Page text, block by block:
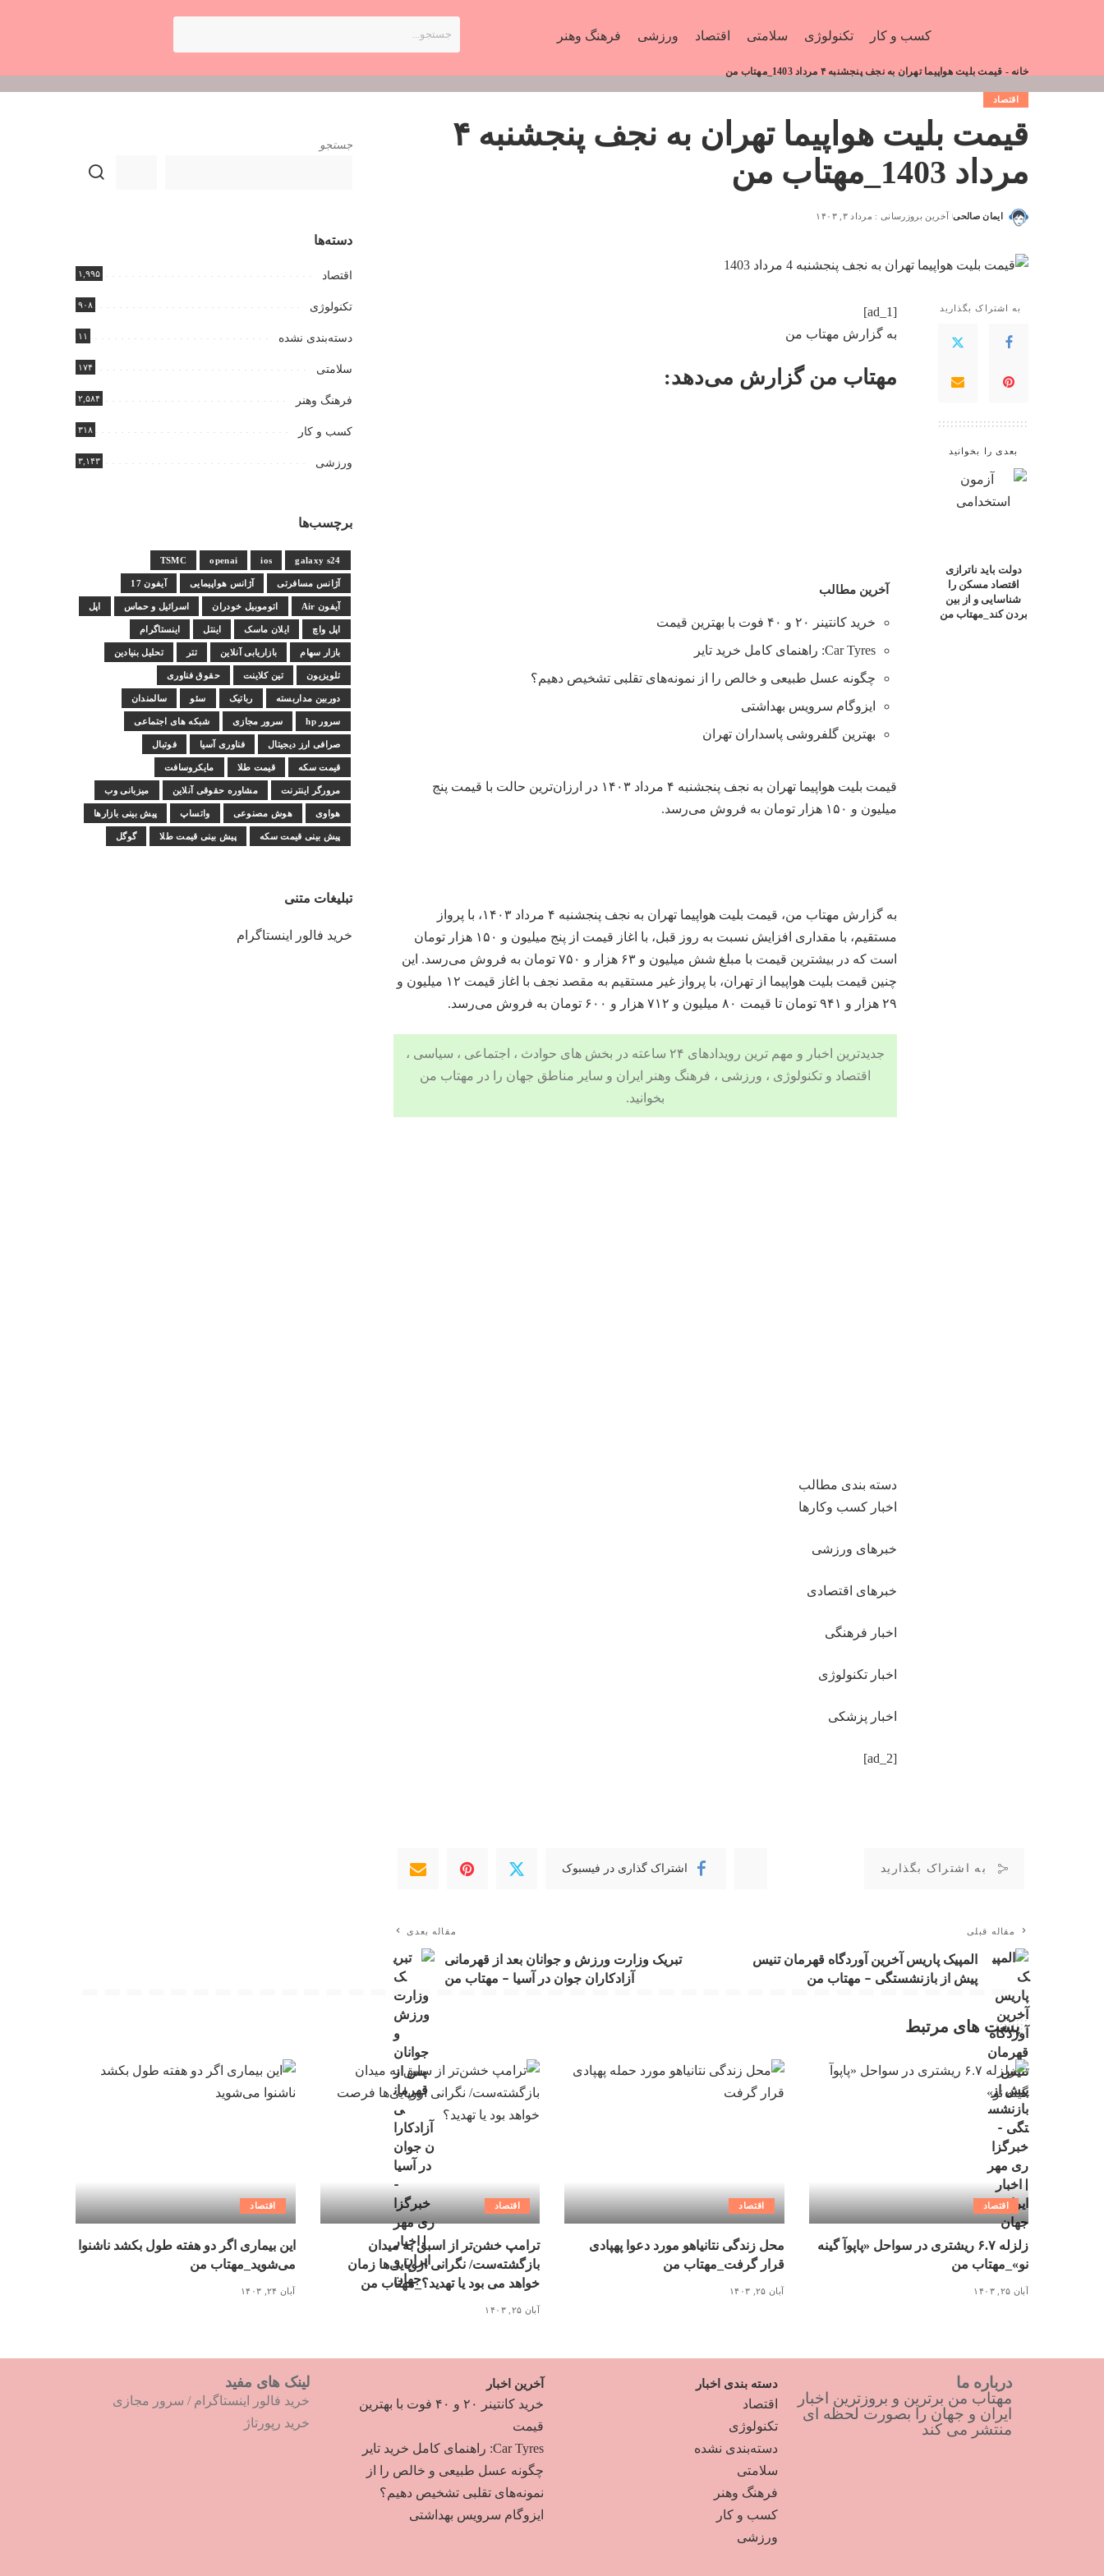
کسب و کار تکنولوژی سلامتی اقتصاد ورزشی فرهنگ وهنر
خانه - قیمت بلیت هواپیما تهران به نجف پنجشنبه ۴ مرداد 1403_مهتاب من
اقتصاد
قیمت بلیت هواپیما تهران به نجف پنجشنبه ۴
مرداد 1403_مهتاب من
ایمان صالحی آخرین بروزرسانی : مرداد ۳, ۱۴۰۳
به اشتراک بگذارید
بعدی را بخوانید
دولت باید ناترازی
اقتصاد مسکن را
شناسایی و از بین
بردن کند_مهتاب من
[ad_1]
به گزارش مهتاب من
مهتاب من گزارش می‌دهد:
آخرین مطالب
خرید کانتینر ۲۰ و ۴۰ فوت با بهترین قیمت
Car Tyres: راهنمای کامل خرید تایر
چگونه عسل طبیعی و خالص را از نمونه‌های تقلبی تشخیص دهیم؟
ایزوگام سرویس بهداشتی
بهترین گلفروشی پاسداران تهران
قیمت بلیت هواپیما تهران به نجف پنجشنبه ۴ مرداد ۱۴۰۳ در ارزان‌ترین حالت با قیمت پنج
میلیون و ۱۵۰ هزار تومان به فروش می‌رسد.
به گزارش مهتاب من
، قیمت بلیت هواپیما تهران به نجف پنجشنبه ۴ مرداد ۱۴۰۳، با پرواز
مستقیم، با مقداری افزایش نسبت به روز قبل، با اغاز قیمت از پنج میلیون و ۱۵۰ هزار تومان
است که در بیشترین قیمت با مبلغ شش میلیون و ۶۳ هزار و ۷۵۰ تومان به فروش می‌رسد. این
چنین قیمت بلیت هواپیما از تهران، با پرواز غیر مستقیم به مقصد نجف با اغاز قیمت ۱۲ میلیون و
۲۹ هزار و ۹۴۱ تومان تا قیمت ۸۰ میلیون و ۷۱۲ هزار و ۶۰۰ تومان به فروش می‌رسد.
جدیدترین اخبار و مهم ترین رویدادهای ۲۴ ساعته در بخش های حوادث ، اجتماعی ، سیاسی ،
اقتصاد وتکنولوژی ، ورزشی ، فرهنگ وهنر
ایران و سایر مناطق جهان را در مهتاب من
بخوانید.
دسته بندی مطالب
اخبار کسب وکارها
خبرهای ورزشی
خبرهای اقتصادی
اخبار فرهنگی
اخبار تکنولوژی
اخبار پزشکی
[ad_2]
به اشتراک بگذارید اشتراک گذاری در فیسبوک
مقاله قبلی
المپیک پاریس آخرین آوردگاه قهرمان تنیس
پیش از بازنشستگی – مهتاب من
مقاله بعدی
تبریک وزارت ورزش و جوانان بعد از قهرمانی
آزادکاران جوان در آسیا – مهتاب من
جستجو
دسته‌ها
اقتصاد ۱,۹۹۵
تکنولوژی ۹۰۸
دسته‌بندی نشده ۱۱
سلامتی ۱۷۴
فرهنگ وهنر ۲,۵۸۴
کسب و کار ۳۱۸
ورزشی ۳,۱۴۳
برچسب‌ها
galaxy s24
ios
openai
TSMC
آژانس مسافرتی آژانس هواپیمایی آیفون 17
آیفون Air اتوموبیل خودران اسرائیل و حماس اپل
اپل واچ ایلان ماسک اینتل اینستاگرام
بازار سهام بازاریابی آنلاین تتر تحلیل بنیادین
تلویزیون تین کلاینت حقوق فناوری
دوربین مداربسته رباتیک سئو سالمندان
سرور hp سرور مجازی شبکه های اجتماعی
صرافی ارز دیجیتال فناوری آسیا فوتبال
قیمت سکه قیمت طلا مایکروسافت
مرورگر اینترنت مشاوره حقوقی آنلاین میزبانی وب
هواوی هوش مصنوعی واتساپ پیش بینی بازارها
پیش بینی قیمت سکه پیش بینی قیمت طلا گوگل
تبلیغات متنی
خرید فالور اینستاگرام
پست های مرتبط
اقتصاد
زلزله ۶.۷ ریشتری در سواحل «پاپوآ گینه
نو»_مهتاب من
آبان ۲۵, ۱۴۰۳
اقتصاد
محل زندگی نتانیاهو مورد دعوا پهپادی
قرار گرفت_مهتاب من
آبان ۲۵, ۱۴۰۳
اقتصاد
ترامپ خشن‌تر از اسبق به میدان
بازگشته‌ست/ نگرانی اروپایی‌ها زمان
خواهد می بود یا تهدید؟_مهتاب من
آبان ۲۵, ۱۴۰۳
اقتصاد
این بیماری اگر دو هفته طول بکشد ناشنوا
می‌شوید_مهتاب من
آبان ۲۴, ۱۴۰۳
درباره ما
مهتاب من برترین و بروزترین اخبار
ایران و جهان را بصورت لحظه ای
منتشر می کند
دسته بندی اخبار
اقتصاد
تکنولوژی
دسته‌بندی نشده
سلامتی
فرهنگ وهنر
کسب و کار
ورزشی
آخرین اخبار
خرید کانتینر ۲۰ و ۴۰ فوت با بهترین
قیمت
Car Tyres: راهنمای کامل خرید تایر
چگونه عسل طبیعی و خالص را از
نمونه‌های تقلبی تشخیص دهیم؟
ایزوگام سرویس بهداشتی
لینک های مفید
خرید فالور اینستاگرام / سرور مجازی
خرید رپورتاژ